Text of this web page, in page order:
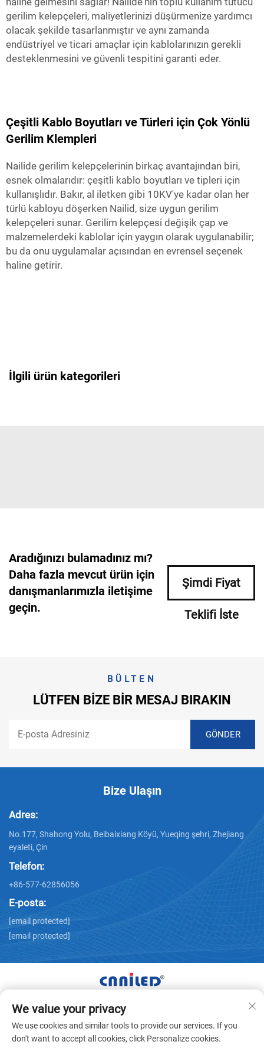
gerilim kelepçeleri, maliyetlerinizi düşürmenize yardımcı
olacak şekilde tasarlanmıştır ve aynı zamanda
endüstriyel ve ticari amaçlar için kablolarınızın gerekli
desteklenmesini ve güvenli tespitini garanti eder.
Çeşitli Kablo Boyutları ve Türleri için Çok Yönlü
Gerilim Klempleri
Nailide gerilim kelepçelerinin birkaç avantajından biri,
esnek olmalarıdır: çeşitli kablo boyutları ve tipleri için
kullanışlıdır. Bakır, al iletken gibi 10KV'ye kadar olan her
türlü kabloyu döşerken Nailid, size uygun gerilim
kelepçeleri sunar. Gerilim kelepçesi değişik çap ve
malzemelerdeki kablolar için yaygın olarak uygulanabilir;
bu da onu uygulamalar açısından en evrensel seçenek
haline getirir.
İlgili ürün kategorileri
Aradığınızı bulamadınız mı?
Daha fazla mevcut ürün için
danışmanlarımızla iletişime
geçin.
Şimdi Fiyat
Teklifi İste
BÜLTEN
LÜTFEN BIZE BIR MESAJ BIRAKIN
Bize Ulaşın
Adres:
No.177, Shahong Yolu, Beibaixiang Köyü, Yueqing şehri, Zhejiang
eyaleti, Çin
Telefon:
+86-577-62856056
E-posta:
[email protected]
[email protected]
Tüm Hakları Zhejiang Nailide Power Technology Co.,Ltd.
Şirketine Aittir © -Gizlilik politikası
We value your privacy
We use cookies and similar tools to provide our services. If you
don't want to accept all cookies, click Personalize cookies.